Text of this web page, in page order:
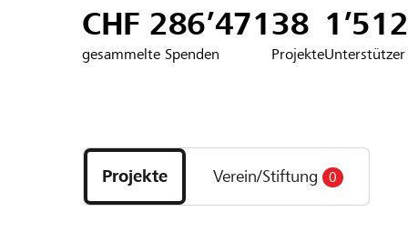
CHF 286’471
gesammelte Spenden
38
Projekte
1’512
Unterstützer
Projekte
und
Organisationen
Projekte Verein/Stiftung 0